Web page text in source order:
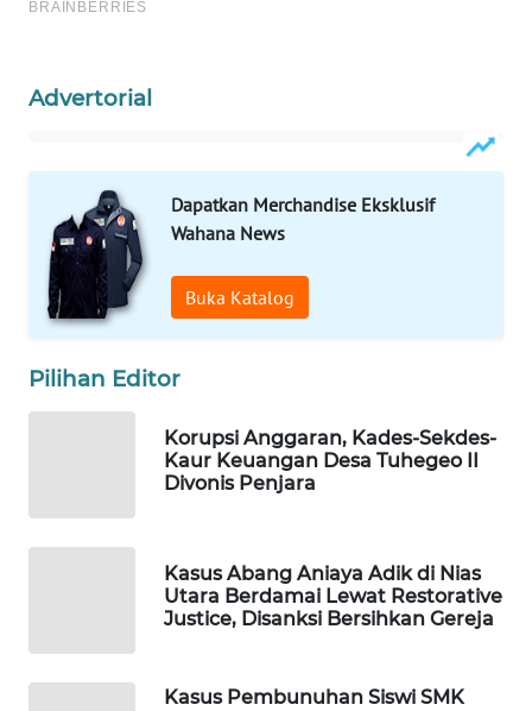
Advertorial
Dapatkan Merchandise Eksklusif
Wahana News
Buka Katalog
Pilihan Editor
Korupsi Anggaran, Kades-Sekdes-
Kaur Keuangan Desa Tuhegeo II
Divonis Penjara
Kasus Abang Aniaya Adik di Nias
Utara Berdamai Lewat Restorative
Justice, Disanksi Bersihkan Gereja
Kasus Pembunuhan Siswi SMK
LAPAK
Wahana
LISTRIK
MASYARAKAT
KELISTRIKAN
ID